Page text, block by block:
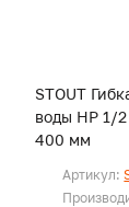
STOUT
воды НР 1/
400 мм
Артикул: